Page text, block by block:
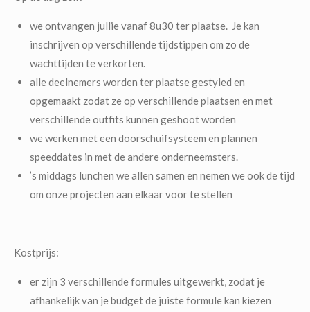
we ontvangen jullie vanaf 8u30 ter plaatse. Je kan
inschrijven op verschillende tijdstippen om zo de
wachttijden te verkorten.
alle deelnemers worden ter plaatse gestyled en
opgemaakt zodat ze op verschillende plaatsen en met
verschillende outfits kunnen geshoot worden
we werken met een doorschuifsysteem en plannen
speeddates in met de andere onderneemsters.
’s middags lunchen we allen samen en nemen we ook de tijd
om onze projecten aan elkaar voor te stellen
Kostprijs:
er zijn 3 verschillende formules uitgewerkt, zodat je
afhankelijk van je budget de juiste formule kan kiezen